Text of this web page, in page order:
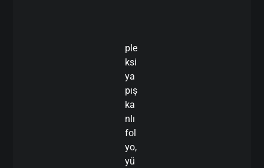
ple
ksi
ya
pış
ka
nlı
fol
yo,
yü